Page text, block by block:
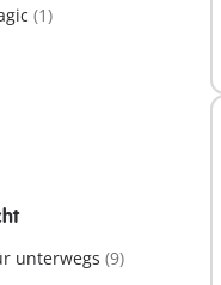
(1)
unterwegs (9)